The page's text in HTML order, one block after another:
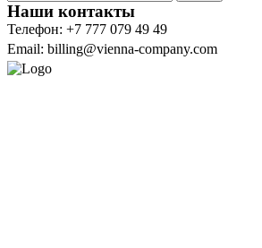
Наши контакты
Телефон: +7 777 079 49 49
Email: billing@vienna-company.com